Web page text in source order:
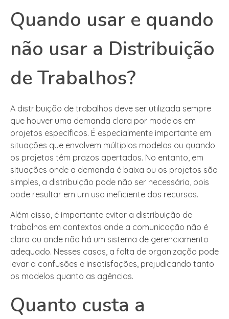
Quando usar e quando
não usar a Distribuição
de Trabalhos?
A distribuição de trabalhos deve ser utilizada sempre
que houver uma demanda clara por modelos em
projetos específicos. É especialmente importante em
situações que envolvem múltiplos modelos ou quando
os projetos têm prazos apertados. No entanto, em
situações onde a demanda é baixa ou os projetos são
simples, a distribuição pode não ser necessária, pois
pode resultar em um uso ineficiente dos recursos.
Além disso, é importante evitar a distribuição de
trabalhos em contextos onde a comunicação não é
clara ou onde não há um sistema de gerenciamento
adequado. Nesses casos, a falta de organização pode
levar a confusões e insatisfações, prejudicando tanto
os modelos quanto as agências.
Quanto custa a